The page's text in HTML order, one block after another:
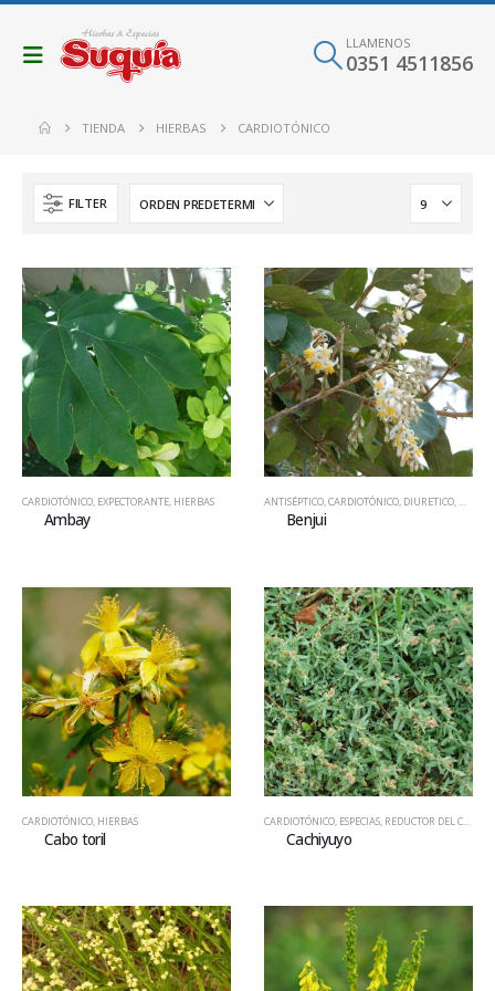
LLAMENOS
0351 4511856
TIENDA HIERBAS CARDIOTÓNICO
FILTER
CARDIOTÓNICO, EXPECTORANTE, HIERBAS
Ambay
ANTISÉPTICO,CARDIOTÓNICO, DIURETICO,
Benjui
CARDIOTÓNICO HIERBAS
Cabo toril
CARDIOTÓNICO ESPECIAS REDUCTOR DEL COLESTEROL
Cachiyuyo